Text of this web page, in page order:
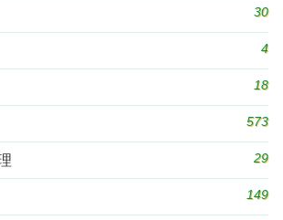
30
4
18
573
29
149